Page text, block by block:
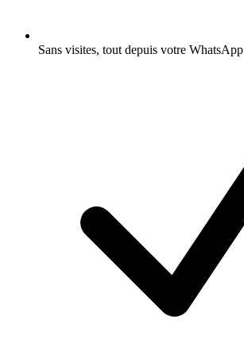
Sans visites, tout depuis votre WhatsApp